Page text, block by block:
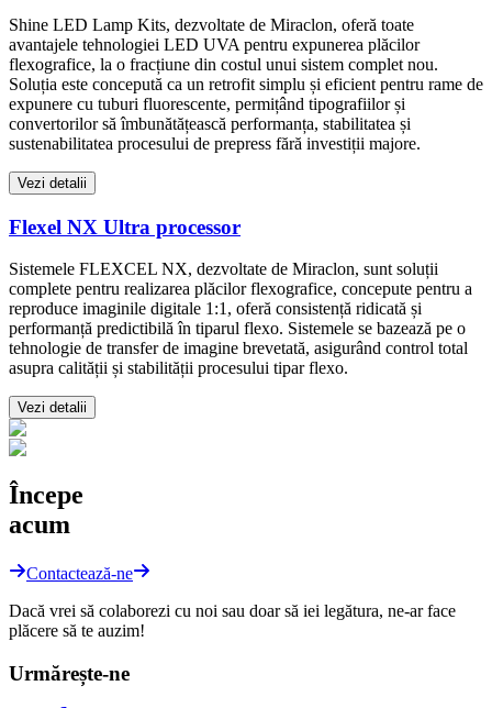
Shine LED Lamp Kits, dezvoltate de Miraclon, oferă toate
avantajele tehnologiei LED UVA pentru expunerea plăcilor
flexografice, la o fracțiune din costul unui sistem complet nou.
Soluția este concepută ca un retrofit simplu și eficient pentru rame de
expunere cu tuburi fluorescente, permițând tipografiilor și
convertorilor să îmbunătățească performanța, stabilitatea și
sustenabilitatea procesului de prepress fără investiții majore.
Vezi detalii
Flexel NX Ultra processor
Sistemele FLEXCEL NX, dezvoltate de Miraclon, sunt soluții
complete pentru realizarea plăcilor flexografice, concepute pentru a
reproduce imaginile digitale 1:1, oferă consistență ridicată și
performanță predictibilă în tiparul flexo. Sistemele se bazează pe o
tehnologie de transfer de imagine brevetată, asigurând control total
asupra calității și stabilității procesului tipar flexo.
Vezi detalii
Începe
acum
Contactează-ne
Dacă vrei să colaborezi cu noi sau doar să iei legătura, ne-ar face
plăcere să te auzim!
Urmărește-ne